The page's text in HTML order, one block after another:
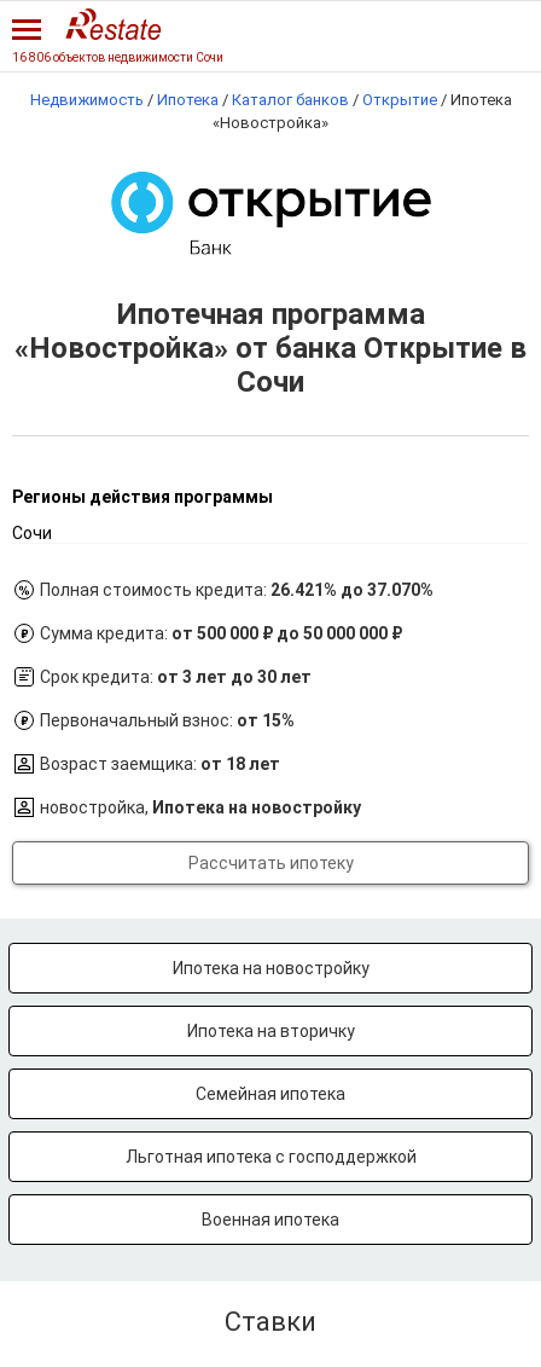
16 806 объектов недвижимости Сочи
Недвижимость / Ипотека / Каталог банков / Открытие / Ипотека
«Новостройка»
Ипотечная программа
«Новостройка» от банка Открытие в
Сочи
Регионы действия программы
Сочи
Полная стоимость кредита: 26.421% до 37.070%
Сумма кредита: от 500 000 ₽ до 50 000 000 ₽
Срок кредита: от 3 лет до 30 лет
Первоначальный взнос: от 15%
Возраст заемщика: от 18 лет
новостройка, Ипотека на новостройку
Рассчитать ипотеку
Ипотека на новостройку
Ипотека на вторичку
Семейная ипотека
Льготная ипотека с господдержкой
Военная ипотека
Ставки